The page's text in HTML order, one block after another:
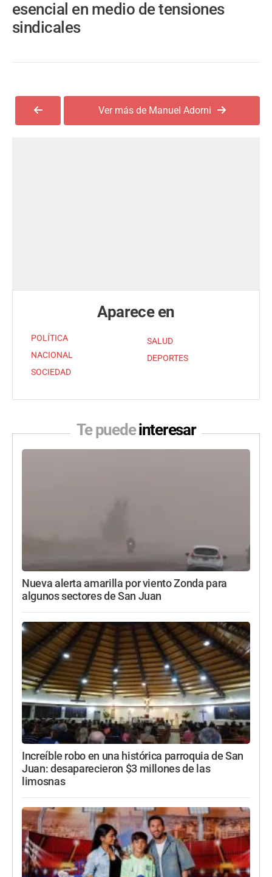
esencial en medio de tensiones
sindicales
Ver más de Manuel Adorni
Aparece en
POLÍTICA
NACIONAL
SOCIEDAD
SALUD
DEPORTES
Te puedeinteresar
Nueva alerta amarilla por viento Zonda para
algunos sectores de San Juan
Increíble robo en una histórica parroquia de San
Juan: desaparecieron $3 millones de las
limosnas